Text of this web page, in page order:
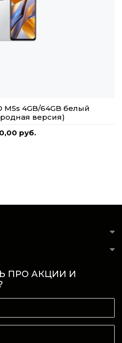
M5s 4GB/64GB белый
версия)
руб.
ПРО АКЦИИ И